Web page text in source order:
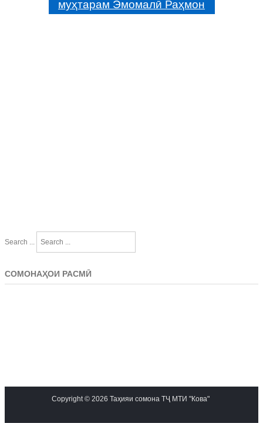
муҳтарам Эмомалӣ Раҳмон
Search ...
СОМОНАҲОИ РАСМӢ
Copyright © 2026 Таҳияи сомона ТҶ МТИ "Кова"